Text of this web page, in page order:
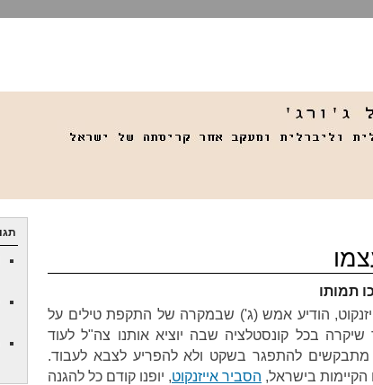
תמותו
הודיע אמש (ג') שבמקרה של התקפת טילים על
בכל קונסטלציה שבה יוציא אותנו צה"ל לעוד
להתפגר בשקט ולא להפריע לצבא לעבוד.
הקיימות בישראל, הסביר אייזנקוט, יופנו קודם כל להגנה